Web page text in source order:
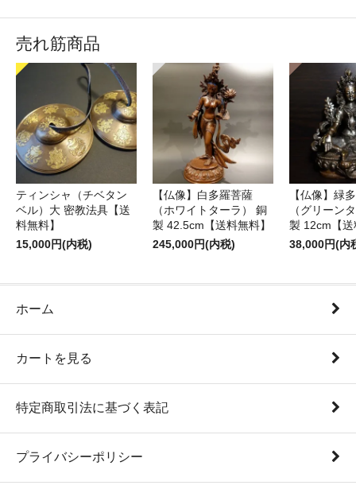
売れ筋商品
ティンシャ（チベタン
ベル）大 密教法具【送
料無料】
15,000円(内税)
【仏像】白多羅菩薩
（ホワイトターラ） 銅
製 42.5cm【送料無料】
245,000円(内税)
【仏像】緑
（グリーン
製 12cm【
38,000円(内
ホーム
カートを見る
特定商取引法に基づく表記
プライバシーポリシー